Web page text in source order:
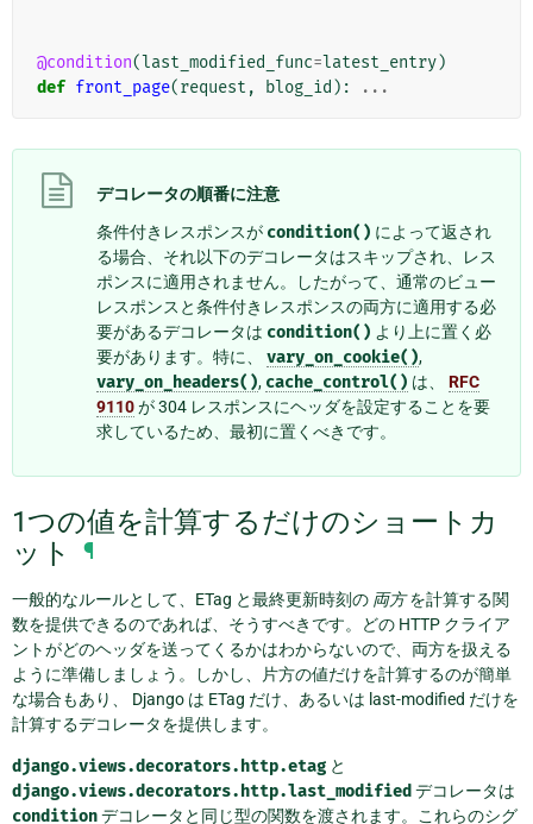
@condition(last_modified_func=latest_entry)
def front_page(request , blog_id ): ...
デコレータの順番に注意
条件付きレスポンスが condition() によって返され
る場合、それ以下のデコレータはスキップされ、レス
ポンスに適用されません。したがって、通常のビュー
レスポンスと条件付きレスポンスの両方に適用する必
要があるデコレータは condition() より上に置く必
要があります。特に、 vary_on_cookie(),
vary_on_headers(), cache_control() は、 RFC
9110が 304 レスポンスにヘッダを設定することを要
求しているため、最初に置くべきです。
1つの値を計算するだけのショートカ
ット
¶
一般的なルールとして、ETag と最終更新時刻の 両方を計算する関
数を提供できるのであれば、そうすべきです。どの HTTP クライア
ントがどのヘッダを送ってくるかはわからないので、両方を扱える
ように準備しましょう。しかし、片方の値だけを計算するのが簡単
な場合もあり、 Django は ETag だけ、あるいは last-modified だけを
計算するデコレータを提供します。
django.views.decorators.http.etag と
django.views.decorators.http.last_modified デコレータは
conditionデコレータと同じ型の関数を渡されます。これらのシグ